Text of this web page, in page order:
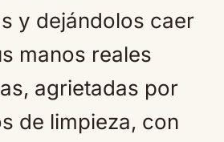
y dejándolos caer
manos reales
agrietadas por
de limpieza, con